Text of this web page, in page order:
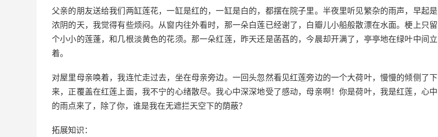
父亲的朋友送给我们两缸莲花，一缸是红的，一缸是白的，都摆在院子里。半夜里听见繁杂的雨声，早起是
浓阴的天，我觉得有些烦闷。从窗内往外看时，那一朵白莲已经谢了，白瓣儿小船般散漂在水面。梗上只留
个小小的莲蓬，和几根淡黄色的花须。那一朵红莲，昨天还是菡萏的，今晨却开满了，亭亭地在绿叶中间立
着。
对屋里母亲唤着，我连忙走过去，坐在母亲旁边。一回头忽然看见红莲旁边的一个大荷叶，慢慢的倾侧了下
来，正覆盖在红莲上面，我不宁的心绪散尽。我心中深深地受了感动，母亲啊！你是荷叶，我是红莲，心中
的雨点来了，除了你，谁是我在无遮拦天空下的荫蔽？
拓展知识：